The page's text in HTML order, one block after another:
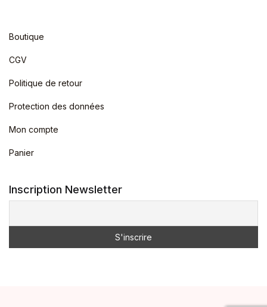
Boutique
CGV
Politique de retour
Protection des données
Mon compte
Panier
Inscription Newsletter